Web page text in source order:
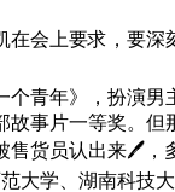
上要求，要深
青年》，扮演男
事片一等奖。
售货员认出来🖊，
学、湖南科技